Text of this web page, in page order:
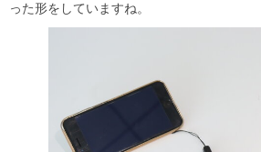
った形をしていますね。